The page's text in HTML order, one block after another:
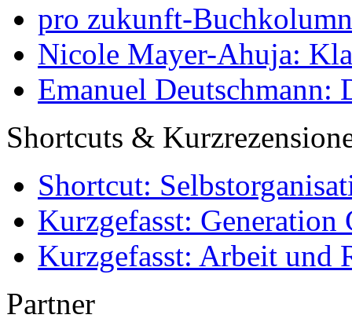
pro zukunft-
Nicole Mayer-Ahuja:
Emanuel Deutschmann:
Shortcuts &
Shortcut:
Kurzgefasst: Generation
Kurzgefasst: Arbeit und
Partner